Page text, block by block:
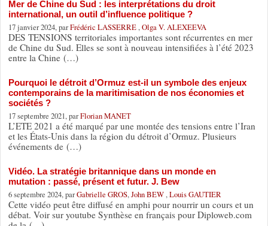
Mer de Chine du Sud : les interprétations du droit
international, un outil d’influence politique ?
17 janvier 2024, parFrédéric LASSERRE , Olga V. ALEXEEVA
DES TENSIONS territoriales importantes sont récurrentes en mer
de Chine du Sud. Elles se sont à nouveau intensifiées à l’été 2023
entre la Chine (…)
Pourquoi le détroit d’Ormuz est-il un symbole des enjeux
contemporains de la maritimisation de nos économies et
sociétés ?
17 septembre 2021, parFlorian MANET
L’ETE 2021 a été marqué par une montée des tensions entre l’Iran
et les États-Unis dans la région du détroit d’Ormuz. Plusieurs
événements de (…)
Vidéo. La stratégie britannique dans un monde en
mutation : passé, présent et futur. J. Bew
6 septembre 2024, parGabrielle GROS, John BEW , Louis GAUTIER
Cette vidéo peut être diffusé en amphi pour nourrir un cours et un
débat. Voir sur youtube Synthèse en français pour Diploweb.com